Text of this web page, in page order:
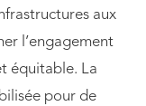
aux
l’engagement
équitable. La
pour de